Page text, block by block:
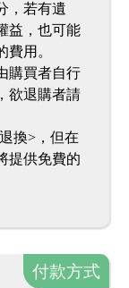
，若有遺
益，也可能
用。
購買者自行
欲退購者請
換>，但在
提供免費的
付款方式